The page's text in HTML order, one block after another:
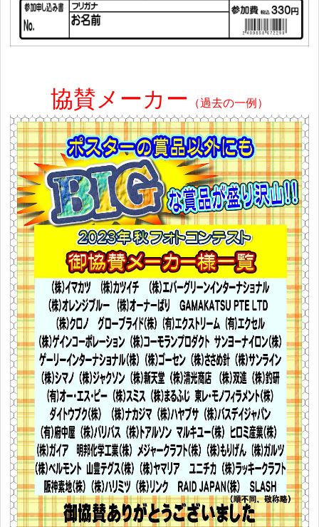
協賛メーカー （過去の一例）